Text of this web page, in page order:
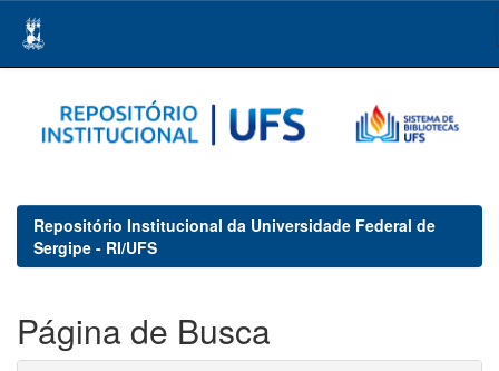
navigation
Repositório Institucional da Universidade Federal de
Sergipe - RI/UFS
Página de Busca